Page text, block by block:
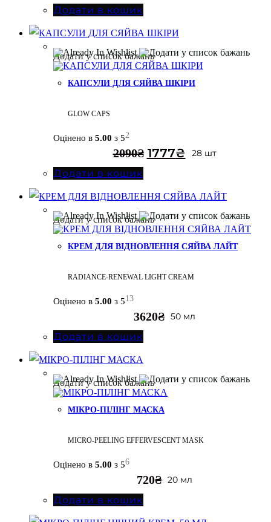
Додати в кошик
Додати у список бажань
КАПСУЛИ ДЛЯ СЯЙВА ШКІРИ
GLOW CAPS
Оцінено в 5.00 з 52
28 шт
2090₴ 1777₴
Додати в кошик
Додати у список бажань
КРЕМ ДЛЯ ВІДНОВЛЕННЯ СЯЙВА ЛАЙТ
RADIANCE-RENEWAL LIGHT CREAM
Оцінено в 5.00 з 513
50 мл
3620₴
Додати в кошик
Додати у список бажань
МІКРО-ПІЛІНГ МАСКА
MICRO-PEELING EFFERVESCENT MASK
Оцінено в 5.00 з 56
20 мл
720₴
Додати в кошик